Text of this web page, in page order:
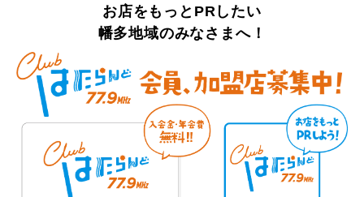
お店をもっとPRしたい
幡多地域のみなさまへ！